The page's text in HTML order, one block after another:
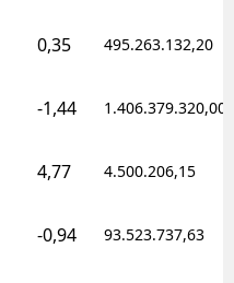
0,35 495.263.132,20
-1,44 1.406.379.320,00
4,77 4.500.206,15
-0,94 93.523.737,63